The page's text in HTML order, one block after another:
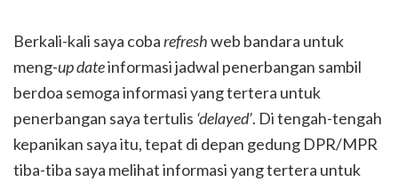
Berkali-kali saya cobarefreshweb bandara untuk
meng-up dateinformasi jadwal penerbangan sambil
berdoa semoga informasi yang tertera untuk
penerbangan saya tertulis ‘delayed’. Di tengah-tengah
kepanikan saya itu, tepat di depan gedung DPR/MPR
tiba-tiba saya melihat informasi yang tertera untuk